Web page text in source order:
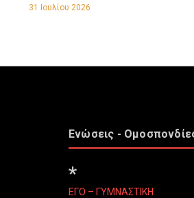
31 Ιουλίου 2026
Ενώσεις -
*
ΕΓΟ – ΓΥΜΝΑΣΤΙΚΗ